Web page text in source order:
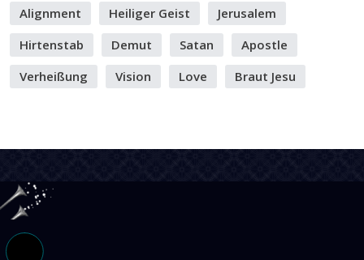
Alignment
Heiliger Geist
Jerusalem
Hirtenstab
Demut Satan
Apostle
Verheißung
Vision Love Braut Jesu